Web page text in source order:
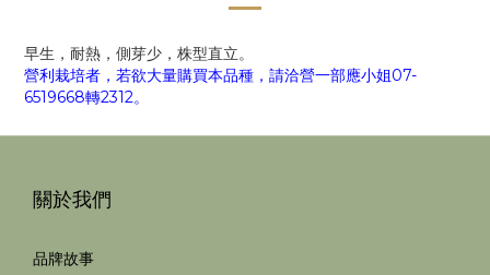
早生，耐熱，側芽少，株型直立。
營利栽培者，若欲大量購買本品種，請洽營一部應小姐07-
6519668轉2312。
關於我們
品牌故事